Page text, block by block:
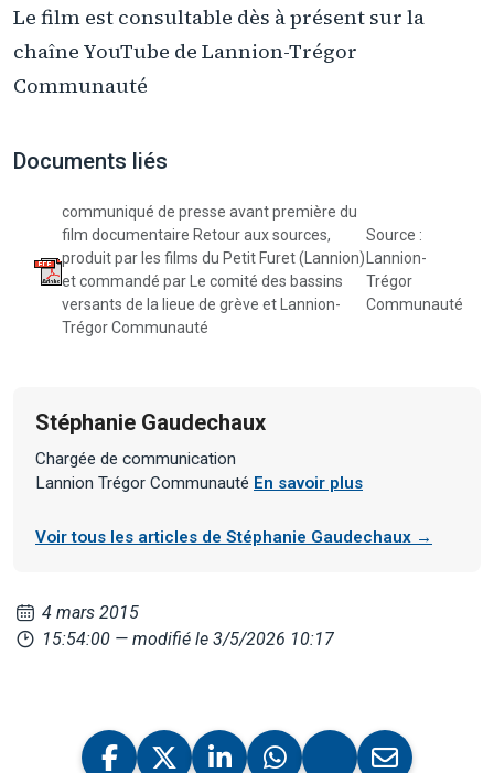
Le film est consultable dès à présent sur la
chaîne YouTube de Lannion-Trégor
Communauté
Documents liés
communiqué de presse avant première du
film documentaire Retour aux sources,
produit par les films du Petit Furet (Lannion)
et commandé par Le comité des bassins
versants de la lieue de grève et Lannion-
Trégor Communauté
Source :
Lannion-
Trégor
Communauté
Stéphanie Gaudechaux
Chargée de communication
Lannion Trégor Communauté En savoir plus
Voir tous les articles de Stéphanie Gaudechaux →
4 mars 2015
15:54:00 — modifié le 3/5/2026 10:17